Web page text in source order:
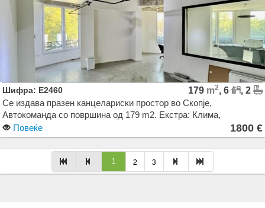
Шифра: E2460 179 m2, 6
, 2
Се издава празен канцелариски простор во Скопје,
Автокоманда со површина од 179 m2. Екстра: Клима,
Сопствено парно, Лифт, Нова Зграда, Паркинг. Цена: 1800 EUR
Повеќе 1800 €
Agencija Novel Nedviznosti: Izdavanje i Prodazba na Stanovi, Kuki, Kat od kuka, Kancelarii,
1 2 3